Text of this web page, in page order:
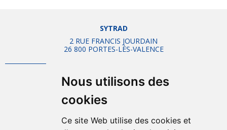
Nous utilisons des
cookies
Ce site Web utilise des cookies et
SYTRAD
2 RUE FRANCIS JOURDAIN
26 800 PORTES-LÈS-VALENCE
Mentions légales
Plan d'accès
Offres d'emplois